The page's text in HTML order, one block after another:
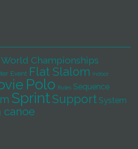
Championships
Event Flat Slalom Indoor
Polo Rules Sequence
SprintSupport System
canoe